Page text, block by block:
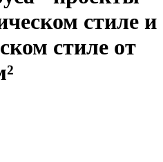
стиле и
стиле от